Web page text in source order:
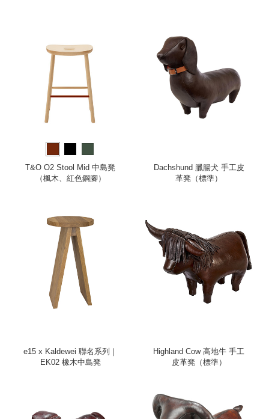
T&O O2 Stool Mid 中島凳
（楓木、紅色鋼腳）
Dachshund 臘腸犬 手工皮
革凳（標準）
e15 x Kaldewei 聯名系列｜
EK02 橡木中島凳
Highland Cow 高地牛 手工
皮革凳（標準）